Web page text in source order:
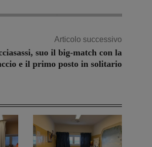
Articolo successivo
suo il big-match con la
e il primo posto in solitario